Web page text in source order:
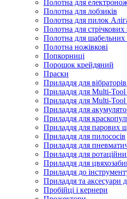
Полотна для
Полотна для лобзиків
Полотна для пилок
Полотна для
Полотна для
Полотна ножівкові
Попкорниці
Порошок крейдяний
Праски
Приладдя для
Приладдя для Multi-
Приладдя для Multi-Tool
Приладдя для
Приладдя для
Приладдя для парових
Приладдя для пилососів
Приладдя для
Приладдя для
Приладдя для
Приладдя до
Приладдя та аксесуари
Пробійці і кернери